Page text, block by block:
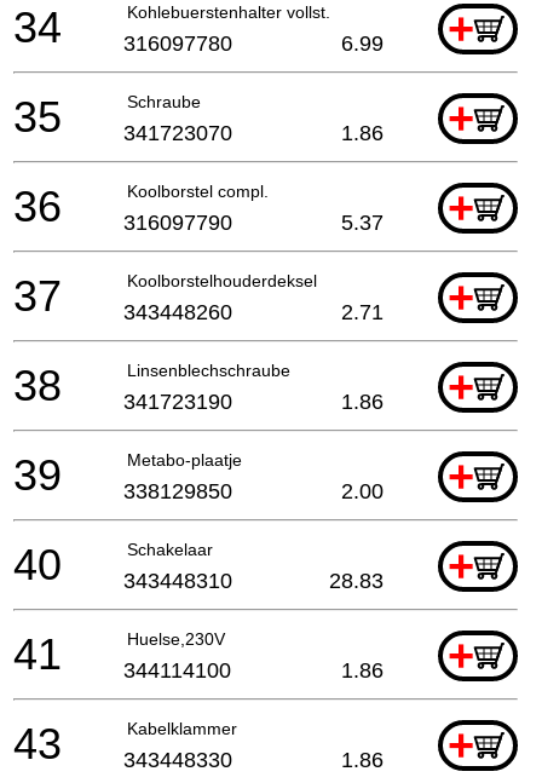
Kohlebuerstenhalter vollst. +
34 316097780 6.99
Schraube +
35 341723070 1.86
Koolborstel compl. +
36 316097790 5.37
Koolborstelhouderdeksel +
37 343448260 2.71
Linsenblechschraube +
38 341723190 1.86
Metabo-plaatje +
39 338129850 2.00
Schakelaar +
40 343448310 28.83
Huelse,230V +
41 344114100 1.86
Kabelklammer +
43 343448330 1.86